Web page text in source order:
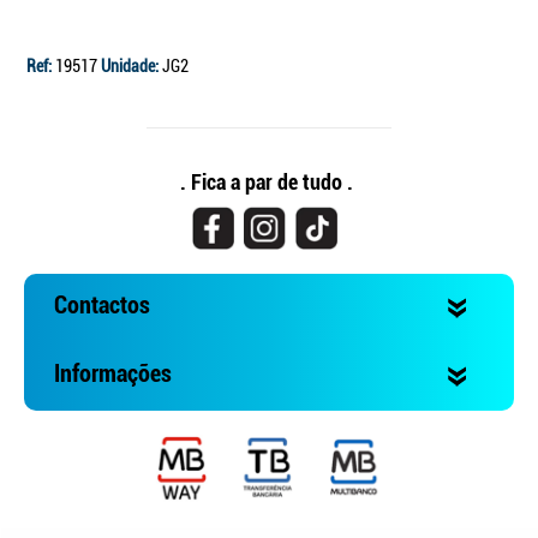
Ref: 19517Unidade:JG2
. Fica a par de tudo .
Contactos
Informações